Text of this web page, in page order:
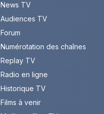
News TV
Audiences TV
Forum
Numérotation des chaînes
Replay TV
Radio en ligne
Historique TV
Films à venir